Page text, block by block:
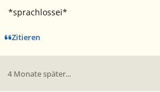
*sprachlossei*
Zitieren
4 Monate später...